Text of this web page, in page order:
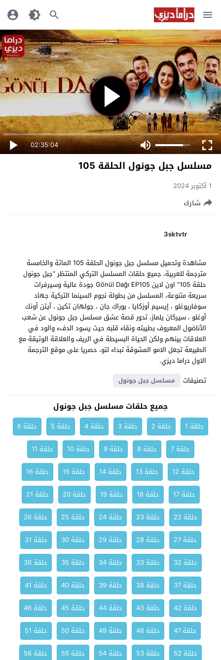
02:35:04
مسلسل جبل جونول الحلقة 105
1 أكتوبر 2024
شارك
3sktvtr
مشاهدة وتحميل مسلسل جبل جونول الحلقة 105 المائة والخامسة
مترجمة للعربية، جميع حلقات المسلسل التركي المنتظر “جبل جونول
حلقة 105” اون لاين Gönül Dağı EP105 جودة عالية وسيرفرات
سريعة متنوعة، المسلسل من بطولة نجوم السينما التركية جهاد
سوفاريوغلو ، إيسيم أوزكايا ، بوراك جان ، جولهان تكين ، آيتن أونك
أوغلو ، سيركان يلماز، تدور قصة عشق مسلسل جبل جونول عن شعب
الأناضول المعروف بطيبته ونقاء قلبه حيث يسود الدفء والود في
العلاقات بينهم ولكن الحياة البسيطة في الريف والعلاقة الوثيقة مع
الطبيعة تجعل الامو المشوقة تبداء لتو، حصريا على موقع الترجمة
الاول دراما ديزي.
تصنيفات
مسلسل جبل جونول
جميع حلقات مسلسل جبل جونول
حلقة 1 حلقة 2 حلقة 3 حلقة 4 حلقة 5
حلقة 6
حلقة 7
حلقة 8 حلقة 9 حلقة 10
حلقة 11
حلقة 12
حلقة 13 حلقة 14 حلقة 15
حلقة 16
حلقة 17
حلقة 18 حلقة 19 حلقة 20
حلقة 21
حلقة 22
حلقة 23 حلقة 24 حلقة 25
حلقة 26
حلقة 27
حلقة 28 حلقة 29 حلقة 30
حلقة 31
حلقة 32
حلقة 33 حلقة 34 حلقة 35
حلقة 36
حلقة 37
حلقة 38 حلقة 39 حلقة 40
حلقة 41
حلقة 42
حلقة 43 حلقة 44 حلقة 45
حلقة 46
حلقة 47
حلقة 48 حلقة 49 حلقة 50
حلقة 51
حلقة 52
حلقة 53 حلقة 54 حلقة 55
حلقة 56